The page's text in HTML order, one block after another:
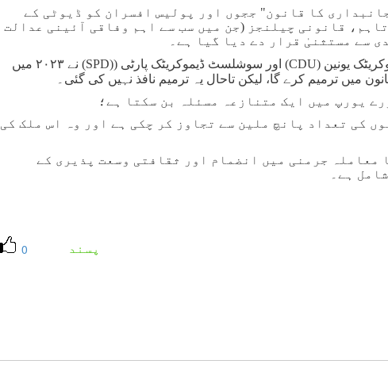
کا قانون" ججوں اور پولیس افسران کو ڈیوٹی کے
قانونی چیلنجز (جن میں سب سے اہم وفاقی آئینی عدالت
سے مستثنیٰ قرار دے دیا گیا ہے۔
یونین (CDU) اور سوشلسٹ ڈیموکریٹک پارٹی (SPD)) نے ۲۰۲۳ میں
میں ترمیم کرے گا، لیکن تاحال یہ ترمیم نافذ نہیں کی گئی۔
یورپ میں ایک متنازعہ مسئلہ بن سکتا ہے؛
کی تعداد پانچ ملین سے تجاوز کر چکی ہے اور وہ اس ملک کی
معاملہ جرمنی میں انضمام اور ثقافتی وسعت پذیری کے
ہے۔
0 پسند